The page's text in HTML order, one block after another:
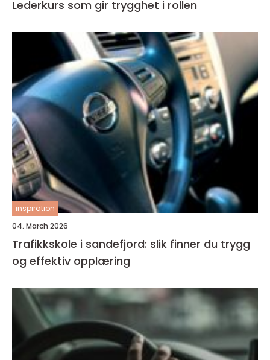
Lederkurs som gir trygghet i rollen
inspiration
04. March 2026
Trafikkskole i sandefjord: slik finner du trygg
og effektiv opplæring